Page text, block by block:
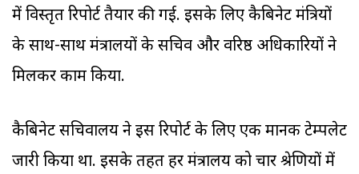
में विस्तृत रिपोर्ट तैयार की गई. इसके लिए कैबिनेट मंत्रियों
के साथ-साथ मंत्रालयों के सचिव और वरिष्ठ अधिकारियों ने
मिलकर काम किया.
कैबिनेट सचिवालय ने इस रिपोर्ट के लिए एक मानक टेम्पलेट
जारी किया था. इसके तहत हर मंत्रालय को चार श्रेणियों में